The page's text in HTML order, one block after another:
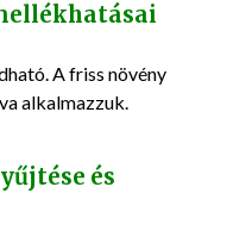
A friss növény
alkalmazzuk.
és